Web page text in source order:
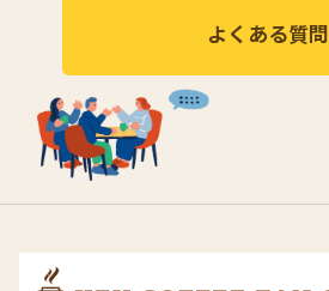
よくある質問